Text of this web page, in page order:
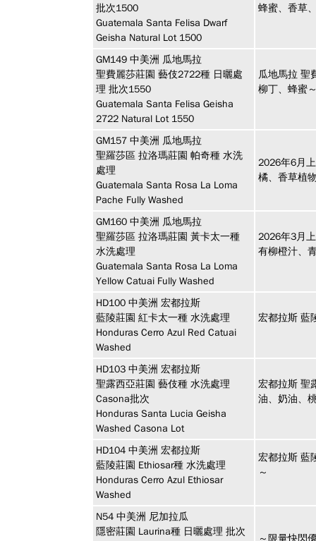
批次1500
Guatemala Santa Felisa Dwarf
Geisha Natural Lot 1500
蜂蜜、香草
GM149 中美洲 瓜地馬拉
聖費麗莎莊園 藝伎2722種 日曬處
理 批次1550
Guatemala Santa Felisa Geisha
2722 Natural Lot 1550
瓜地馬拉 聖
柳丁、蜂蜜
GM157 中美洲 瓜地馬拉
聖羅莎區 拉洛瑪莊園 帕奇種 水洗
處理
Guatemala Santa Rosa La Loma
Pache Fully Washed
2026年6月
橘、香草植
GM160 中美洲 瓜地馬拉
聖羅莎區 拉洛瑪莊園 黃卡太一種
水洗處理
Guatemala Santa Rosa La Loma
Yellow Catuai Fully Washed
2026年3月
有柳橙汁、
HD100 中美洲 宏都拉斯
藍陵莊園 紅卡太一種 水洗處理
Honduras Cerro Azul Red Catuai
Washed
宏都拉斯 藍
HD103 中美洲 宏都拉斯
聖露西亞莊園 藝伎種 水洗處理
Casona批次
Honduras Santa Lucia Geisha
Washed Casona Lot
宏都拉斯 聖
油、奶油、
HD104 中美洲 宏都拉斯
藍陵莊園 Ethiosar種 水洗處理
Honduras Cerro Azul Ethiosar
Washed
宏都拉斯 藍
～
N54 中美洲 尼加拉瓜
隱密莊園 Laurina種 日曬處理 批次
～限量快閃